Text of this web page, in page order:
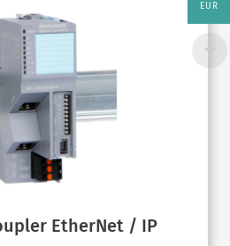
EtherNet / IP
EUR